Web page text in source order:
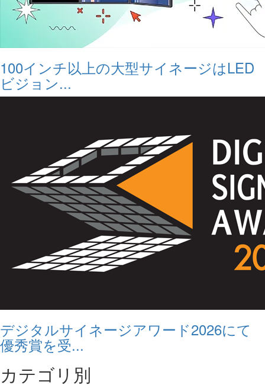
100インチ以上の大型サイネージはLED
ビジョン...
デジタルサイネージアワード2026にて
優秀賞を受...
カテゴリ別